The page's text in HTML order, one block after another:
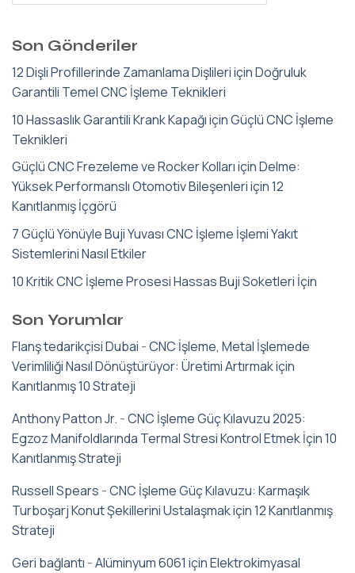
Son Gönderiler
12 Dişli Profillerinde Zamanlama Dişlileri için Doğruluk
Garantili Temel CNC İşleme Teknikleri
10 Hassaslık Garantili Krank Kapağı için Güçlü CNC İşleme
Teknikleri
Güçlü CNC Frezeleme ve Rocker Kolları için Delme:
Yüksek Performanslı Otomotiv Bileşenleri için 12
Kanıtlanmış İçgörü
7 Güçlü Yönüyle Buji Yuvası CNC İşleme İşlemi Yakıt
Sistemlerini Nasıl Etkiler
10 Kritik CNC İşleme Prosesi Hassas Buji Soketleri İçin
Son Yorumlar
Flanş tedarikçisi Dubai -CNC İşleme, Metal İşlemede
Verimliliği Nasıl Dönüştürüyor: Üretimi Artırmak için
Kanıtlanmış 10 Strateji
Anthony Patton Jr. -CNC İşleme Güç Kılavuzu 2025:
Egzoz Manifoldlarında Termal Stresi Kontrol Etmek İçin 10
Kanıtlanmış Strateji
Russell Spears -CNC İşleme Güç Kılavuzu: Karmaşık
Turboşarj Konut Şekillerini Ustalaşmak için 12 Kanıtlanmış
Strateji
Geri bağlantı -Alüminyum 6061 için Elektrokimyasal